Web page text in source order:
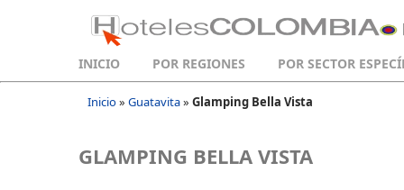
INICIO POR REGIONES POR SECTOR
Inicio» Guatavita» Glamping Bella Vista
GLAMPING BELLA VISTA